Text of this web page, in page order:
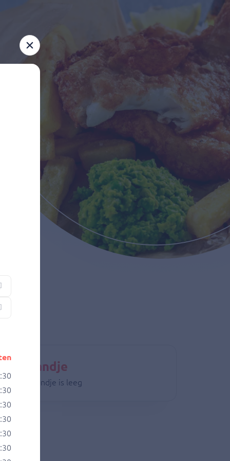
winkelmandje is leeg